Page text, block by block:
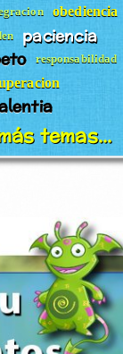
obediencia
paciencia
responsabilidad
temas...